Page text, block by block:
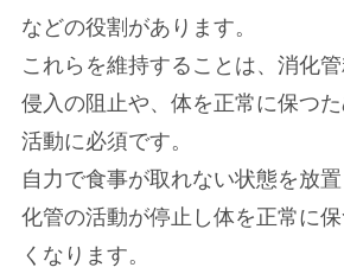
などの役割があります。
これらを維持することは、消化
侵入の阻止や、体を正常に保つ
活動に必須です。
自力で食事が取れない状態を放
化管の活動が停止し体を正常に
くなります。